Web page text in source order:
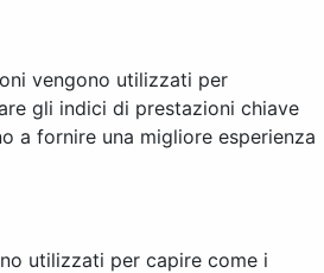
vengono utilizzati per
gli indici di prestazioni chiave
a fornire una migliore esperienza
utilizzati per capire come i